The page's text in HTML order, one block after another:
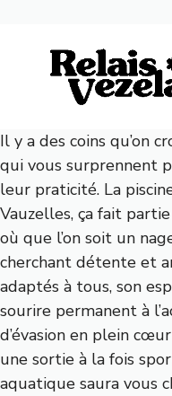
contenu
Il y a des coins qu’on
qui vous surprennent
leur praticité. La
Vauzelles, ça fait
où que l’on soit un
cherchant détente et
adaptés à tous, son
sourire permanent à
d’évasion en plein
une sortie à la fois
aquatique saura vous